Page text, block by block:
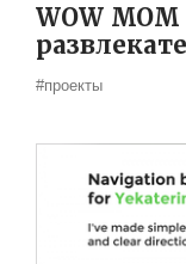
WOW
#проекты